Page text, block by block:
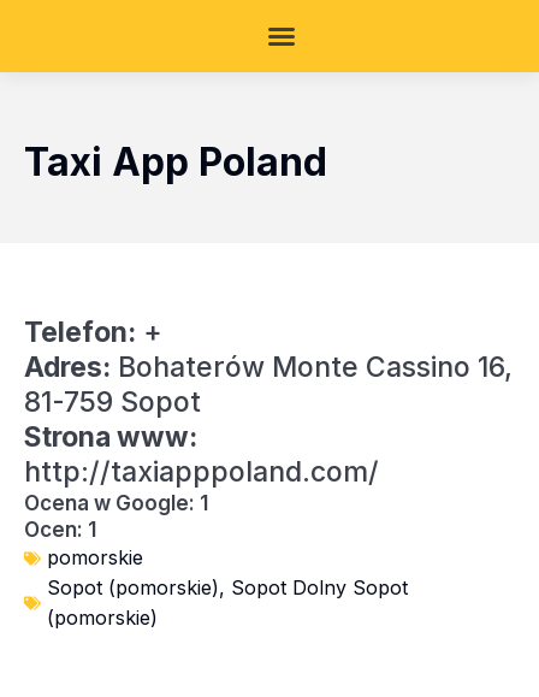
Taxi App Poland
Telefon: +
Adres: Bohaterów Monte Cassino 16,
81-759 Sopot
Strona www:
http://taxiapppoland.com/
Ocena w Google: 1
Ocen: 1
pomorskie
Sopot (pomorskie), Sopot Dolny Sopot
(pomorskie)